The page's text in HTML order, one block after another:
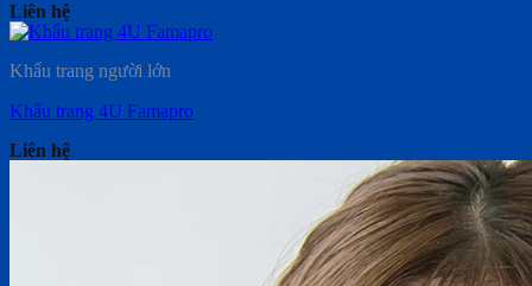
Liên hệ
Khẩu trang người lớn
Khẩu trang 4U Famapro
Liên hệ